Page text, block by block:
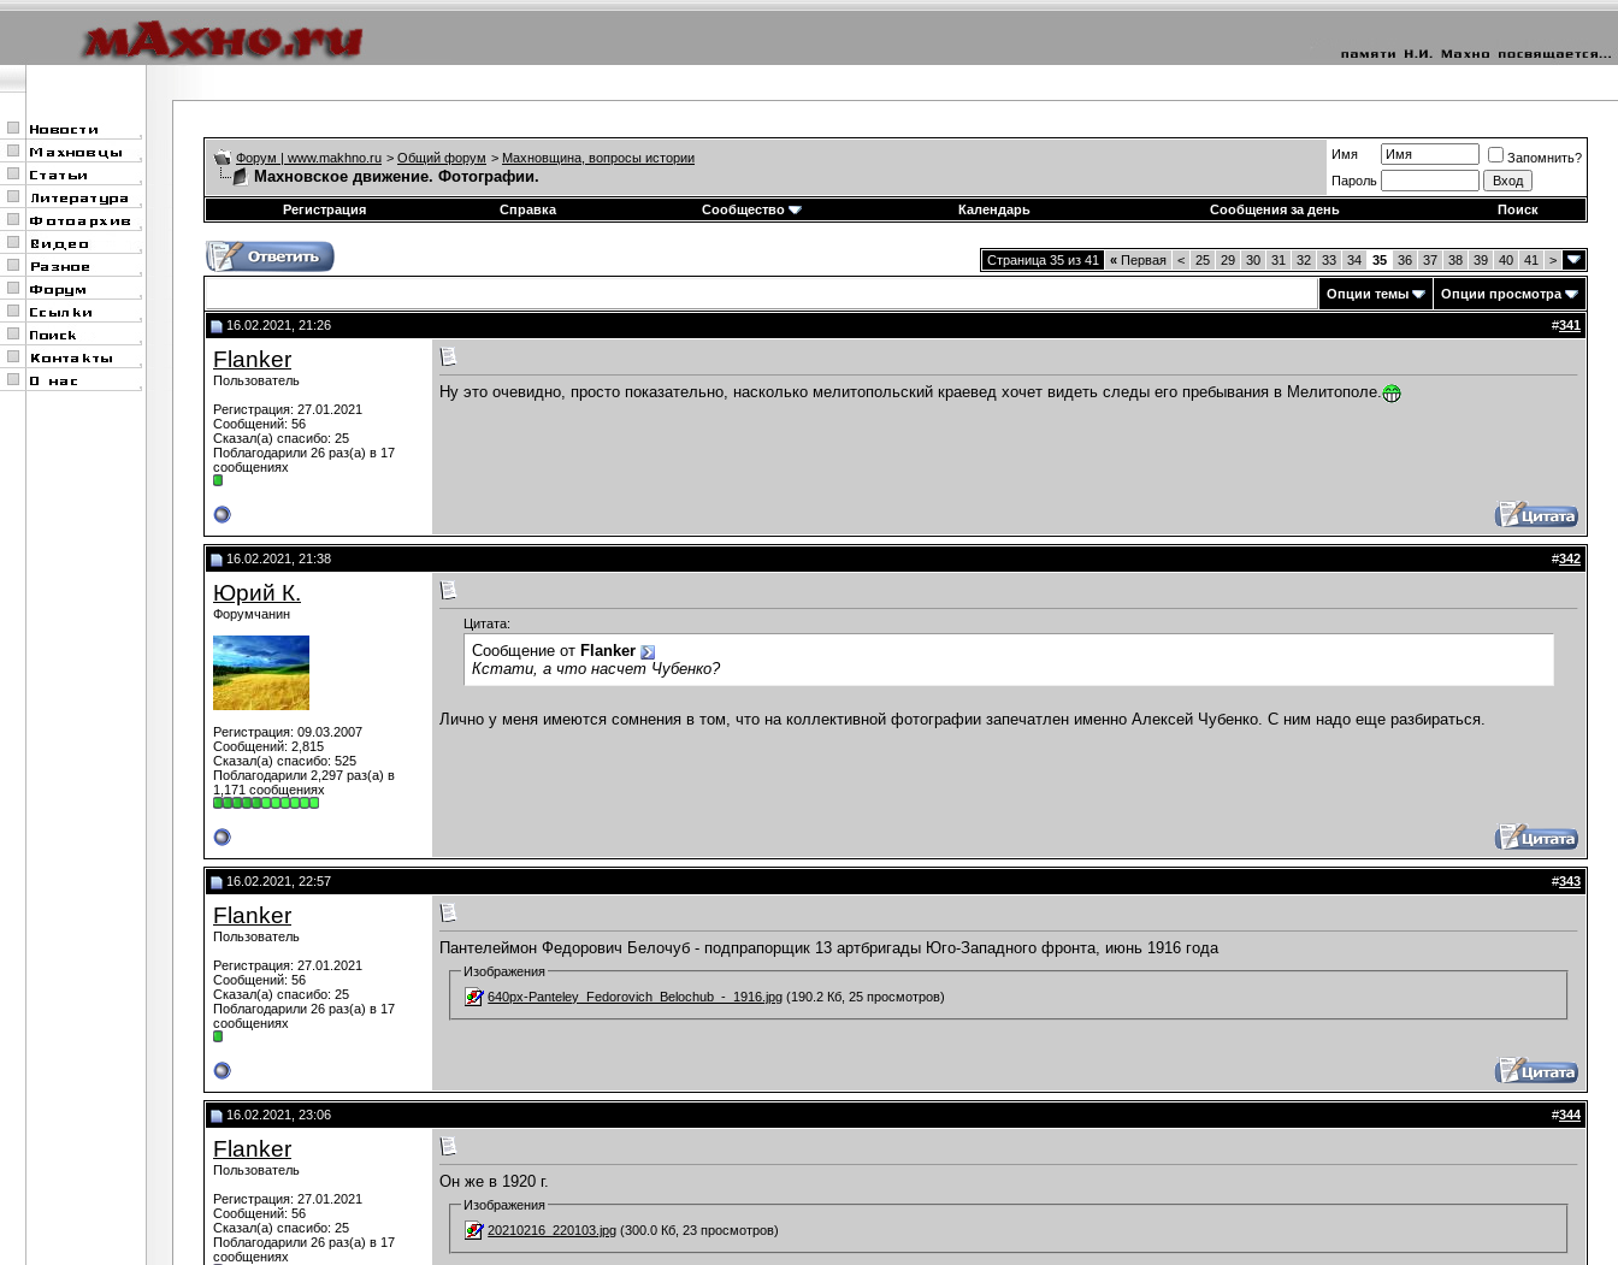
Форум | www.makhno.ru > Общий форум > Махновщина, вопросы истории
Махновское движение. Фотографии.
Имя
Запомнить?
Пароль
Регистрация
Справка Сообщество Календарь Сообщения за день Поиск
Страница 35 из 41 « Первая < 25 29 30 31 32 33 34 35 36 37 38 39 40 41 >
Опции темы Опции просмотра
16.02.2021, 21:26 #341
Flanker
Пользователь
Регистрация: 27.01.2021
Сообщений: 56
Сказал(а) спасибо: 25
Поблагодарили 26 раз(а) в 17
сообщениях
Ну это очевидно, просто показательно, насколько мелитопольский краевед хочет видеть следы его пребывания в Мелитополе.
16.02.2021, 21:38 #342
Юрий К.
Форумчанин
Регистрация: 09.03.2007
Сообщений: 2,815
Сказал(а) спасибо: 525
Поблагодарили 2,297 раз(а) в
1,171 сообщениях
Цитата:
Сообщение от Flanker
Кстати, а что насчет Чубенко?
Лично у меня имеются сомнения в том, что на коллективной фотографии запечатлен именно Алексей Чубенко. С ним надо еще разбираться.
16.02.2021, 22:57 #343
Flanker
Пользователь
Регистрация: 27.01.2021
Сообщений: 56
Сказал(а) спасибо: 25
Поблагодарили 26 раз(а) в 17
сообщениях
Пантелеймон Федорович Белочуб - подпрапорщик 13 артбригады Юго-Западного фронта, июнь 1916 года
Изображения
640px-Panteley_Fedorovich_Belochub_-_1916.jpg (190.2 Кб, 25 просмотров)
16.02.2021, 23:06 #344
Flanker
Пользователь
Регистрация: 27.01.2021
Сообщений: 56
Сказал(а) спасибо: 25
Поблагодарили 26 раз(а) в 17
сообщениях
Он же в 1920 г.
Изображения
20210216_220103.jpg (300.0 Кб, 23 просмотров)